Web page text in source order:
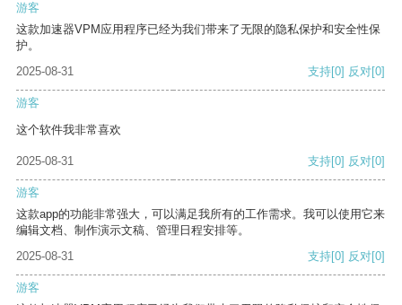
游客
这款加速器VPM应用程序已经为我们带来了无限的隐私保护和安全性保
护。
2025-08-31
支持[0] 反对[0]
游客
这个软件我非常喜欢
2025-08-31 支持[0] 反对[0]
游客
这款app的功能非常强大，可以满足我所有的工作需求。我可以使用它来
编辑文档、制作演示文稿、管理日程安排等。
2025-08-31
支持[0] 反对[0]
游客